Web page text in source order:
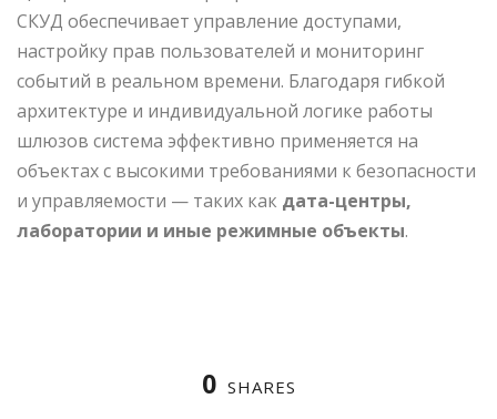
СКУД обеспечивает управление доступами,
настройку прав пользователей и мониторинг
событий в реальном времени. Благодаря гибкой
архитектуре и индивидуальной логике работы
шлюзов система эффективно применяется на
объектах с высокими требованиями к безопасности
и управляемости — таких как дата-центры,
лаборатории и иные режимные объекты.
0 SHARES